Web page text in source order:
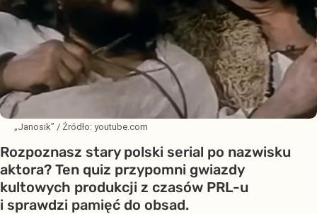
„Janosik” / Źródło: youtube.com
Rozpoznasz stary polski serial po nazwisku
aktora? Ten quiz przypomni gwiazdy
kultowych produkcji z czasów PRL-u
i sprawdzi pamięć do obsad.